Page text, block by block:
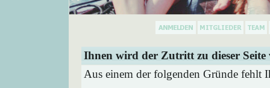
Ihnen wird der Zutritt zu dieser Seite
Aus einem der folgenden Gründe fehlt